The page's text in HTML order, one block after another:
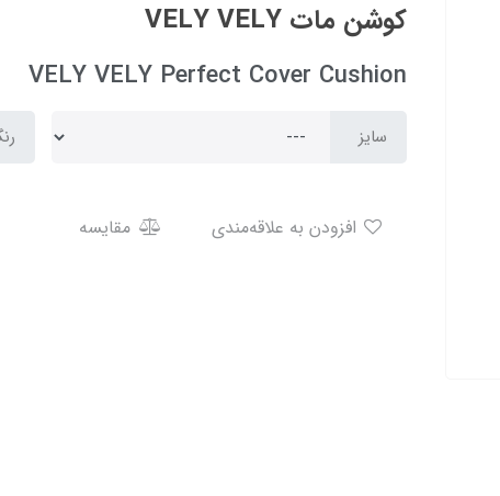
کوشن مات VELY VELY
VELY VELY Perfect Cover Cushion
سایز
مقایسه